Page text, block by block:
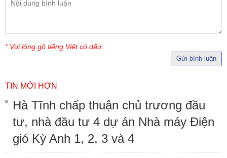
* Vui lòng gõ tiếng Việt có dấu
Gửi bình luận
TIN MỚI HƠN
Hà Tĩnh chấp thuận chủ trương đầu
tư, nhà đầu tư 4 dự án Nhà máy Điện
gió Kỳ Anh 1, 2, 3 và 4